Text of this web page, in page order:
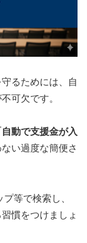
るためには、自
可欠です。
動で支援金が入
い過度な簡便さ
等で検索し、
慣をつけましょ